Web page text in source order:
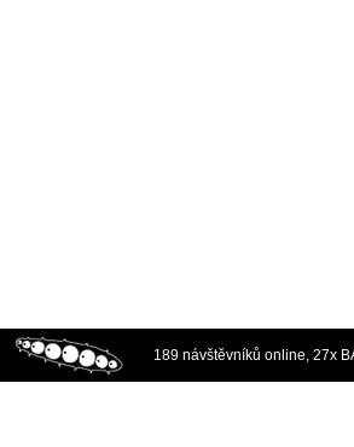
189 návštěvníků online, 27x